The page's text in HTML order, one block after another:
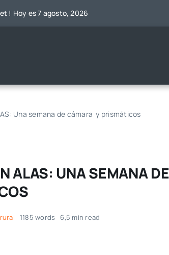
! Hoy es 7 agosto, 2026
Una semana de cámara y prismáticos
ALAS: UNA SEMANA
1185 words 6,5 min read